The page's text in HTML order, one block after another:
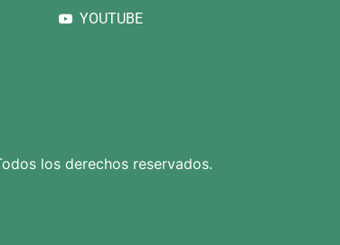
YOUTUBE
los derechos reservados.